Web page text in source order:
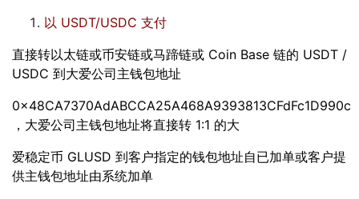
以 USDT/USDC 支付
直接转以太链或币安链或马蹄链或 Coin Base 链的 USDT /
USDC 到大爱公司主钱包地址
0x48CA7370AdABCCA25A468A9393813CFdFc1D990c
，大爱公司主钱包地址将直接转 1:1 的大
爱稳定币 GLUSD 到客户指定的钱包地址自已加单或客户提
供主钱包地址由系统加单